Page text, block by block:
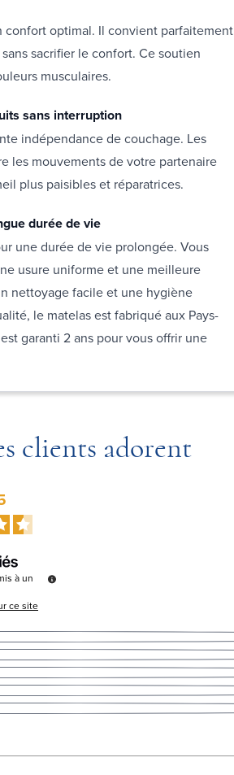
confort optimal. Il convient parfaitement
sacrifier le confort. Ce soutien
musculaires.
sans interruption
indépendance de couchage. Les
les mouvements de votre partenaire
plus paisibles et réparatrices.
durée de vie
une durée de vie prolongée. Vous
usure uniforme et une meilleure
nettoyage facile et une hygiène
le matelas est fabriqué aux Pays-
garanti 2 ans pour vous offrir une
clients adorent
à un
ce site